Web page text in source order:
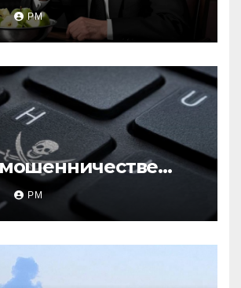
РМ
в содействие
РМ